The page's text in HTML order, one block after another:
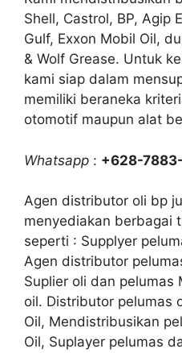
Shell, Castrol, BP, Agip
Gulf, Exxon Mobil Oil,
& Wolf Grease. Untuk
kami siap dalam
memiliki beraneka
otomotif maupun alat
Whatsapp : +628-
Agen distributor oli bp
menyediakan berbagai
seperti : Supplyer
Agen distributor
Suplier oli dan pelumas
oil. Distributor pelumas
Oil, Mendistribusikan
Oil, Suplayer pelumas